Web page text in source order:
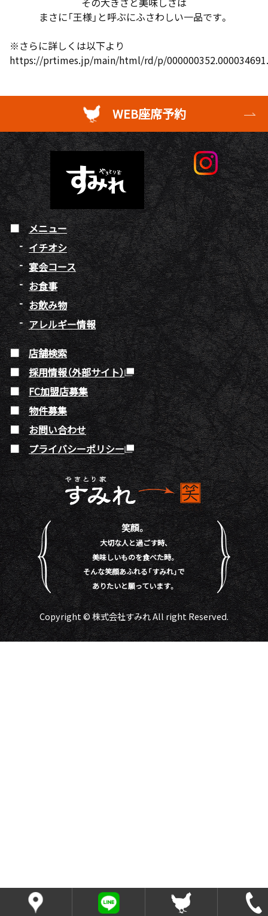
まさに「王様」と呼ぶにふさわしい一品です。
※さらに詳しくは以下より
https://prtimes.jp/main/html/rd/p/
WEB座席予約
メニュー
イチオシ
宴会コース
お食事
お飲み物
アレルギー情報
店舗検索
採用情報（外部サイト）
FC加盟店募集
物件募集
お問い合わせ
プライバシーポリシー
笑顔。
大切な人と過ごす時、
美味しいものを食べた時。
そんな笑顔あふれる「すみれ」で
ありたいと願っています。
Copyright © 株式会社すみれ All right Reserved.